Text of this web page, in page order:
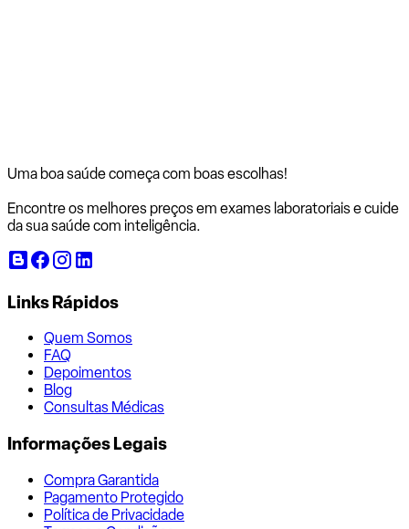
Uma boa saúde começa com boas escolhas!
Encontre os melhores preços em exames laboratoriais e cuide
da sua saúde com inteligência.
Links Rápidos
Quem Somos
FAQ
Depoimentos
Blog
Consultas Médicas
Informações Legais
Compra Garantida
Pagamento Protegido
Política de Privacidade